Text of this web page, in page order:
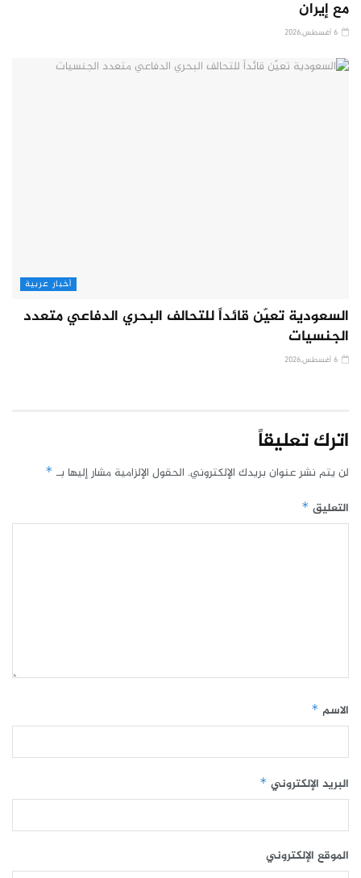
مع إيران
أخبار عربية
السعودية تعيّن قائداً للتحالف البحري الدفاعي متعدد
الجنسيات
اترك تعليقاً
لن يتم نشر عنوان بريدك الإلكتروني. الحقول الإلزامية مشار إليها بـ *
التعليق *
الاسم *
البريد الإلكتروني *
الموقع الإلكتروني